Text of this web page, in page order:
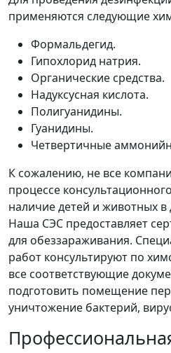
применяются следующие
Формальдегид.
Гипохлорид натрия.
Органические средства.
Надуксусная кислота.
Полигуанидины.
Гуанидины.
Четвертичные
К сожалению, не все
процессе
наличие детей и животных в
Наша СЭС предоставляет
для обеззараживания.
работ консультируют по
все соответствующие
подготовить помещение
уничтожение бактерий,